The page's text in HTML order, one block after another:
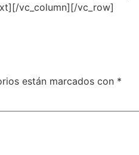
vc_column][/vc_row]
están marcados con *